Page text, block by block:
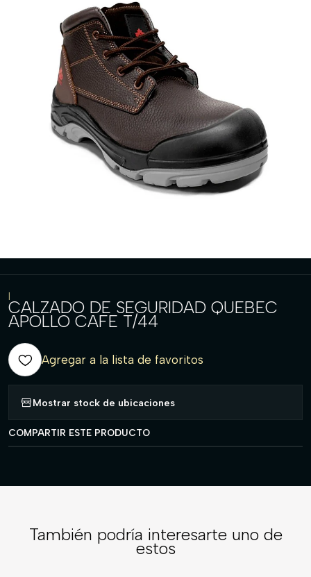
|
CALZADO DE SEGURIDAD QUEBEC
APOLLO CAFE T/44
Agregar a la lista de favoritos
Mostrar stock de ubicaciones
COMPARTIR ESTE PRODUCTO
También podría interesarte uno de
estos